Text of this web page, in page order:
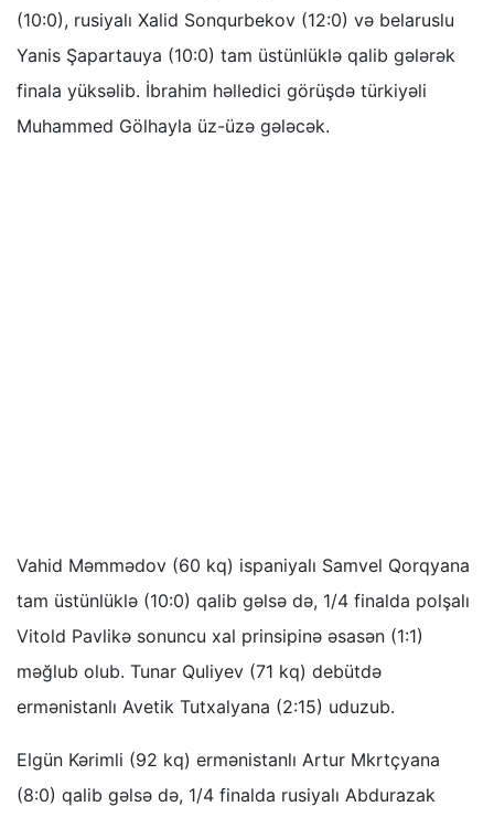
(10:0), rusiyalı Xalid Sonqurbekov (12:0) və belaruslu
Yanis Şapartauya (10:0) tam üstünlüklə qalib gələrək
finala yüksəlib. İbrahim həlledici görüşdə türkiyəli
Muhammed Gölhayla üz-üzə gələcək.
Vahid Məmmədov (60 kq) ispaniyalı Samvel Qorqyana
tam üstünlüklə (10:0) qalib gəlsə də, 1/4 finalda polşalı
Vitold Pavlikə sonuncu xal prinsipinə əsasən (1:1)
məğlub olub. Tunar Quliyev (71 kq) debütdə
ermənistanlı Avetik Tutxalyana (2:15) uduzub.
Elgün Kərimli (92 kq) ermənistanlı Artur Mkrtçyana
(8:0) qalib gəlsə də, 1/4 finalda rusiyalı Abdurazak